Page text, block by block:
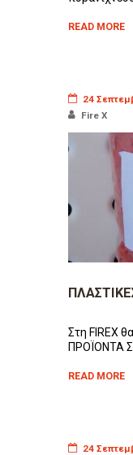
READ MORE
24
Fire X
Στη FIREX
ΠΡΟΪΟΝΤΑ
READ MORE
24